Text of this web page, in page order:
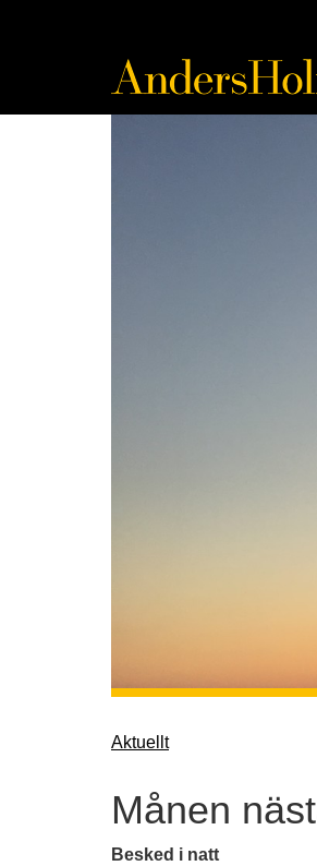
Aktuellt
Månen
Besked i natt